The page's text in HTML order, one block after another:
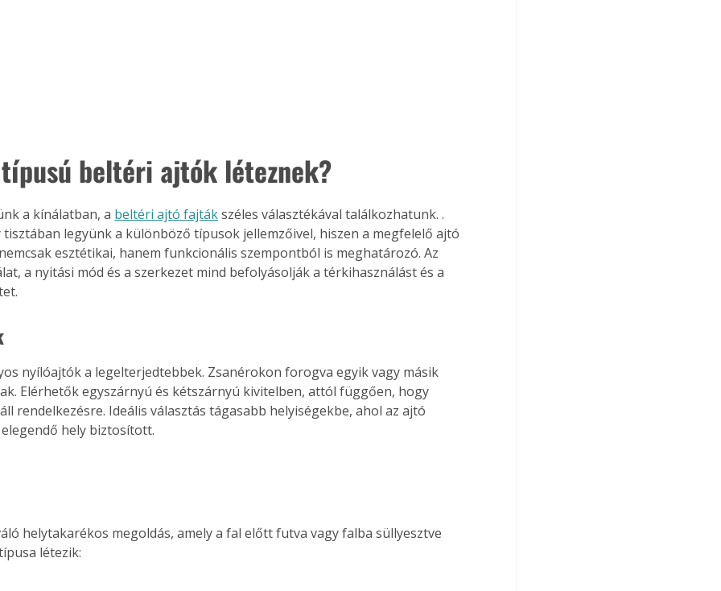
beltéri ajtók léteznek?
a kínálatban, a beltéri ajtó fajták széles választékával találkozhatunk. .
tisztában legyünk a különböző típusok jellemzőivel, hiszen a megfelelő ajtó
esztétikai, hanem funkcionális szempontból is meghatározó. Az
a nyitási mód és a szerkezet mind befolyásolják a térkihasználást és a
nyílóajtók a legelterjedtebbek. Zsanérokon forogva egyik vagy másik
Elérhetők egyszárnyú és kétszárnyú kivitelben, attól függően, hogy
rendelkezésre. Ideális választás tágasabb helyiségekbe, ahol az ajtó
hely biztosított.
helytakarékos megoldás, amely a fal előtt futva vagy falba süllyesztve
létezik: